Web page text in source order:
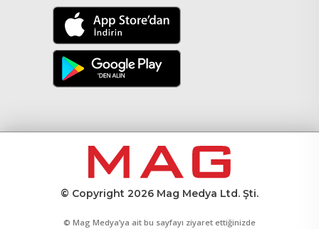
© Copyright 2026 Mag Medya Ltd. Şti.
© Mag Medya’ya ait bu sayfayı ziyaret ettiğinizde